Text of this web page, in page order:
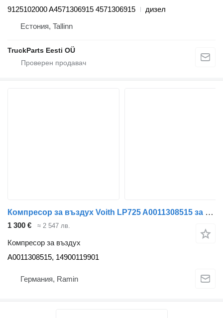
9125102000 A4571306915 4571306915
дизел
Естония, Tallinn
TruckParts Eesti OÜ
Компресор за въздух Voith LP725 A0011308515 за автобус Mercedes-Benz
1 300 € ≈ 2 547 лв.
Компресор за въздух
A0011308515, 14900119901
Германия, Ramin